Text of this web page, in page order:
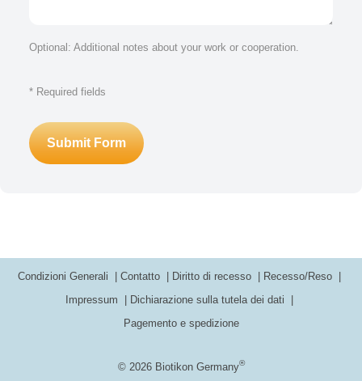
Optional: Additional notes about your work or cooperation.
* Required fields
Submit Form
© 2026 Biotikon Germany®
Condizioni Generali Contatto Diritto di recesso
Recesso/Reso
Impressum
Dichiarazione sulla tutela dei dati
Pagemento e spedizione